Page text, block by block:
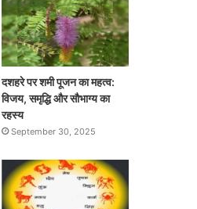
दशहरे पर शमी पूजन का महत्व:
विजय, समृद्धि और सौभाग्य का
रहस्य
September 30, 2025